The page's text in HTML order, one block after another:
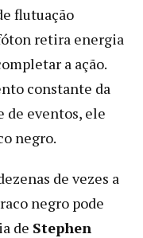
flutuação
retira energia
a ação.
constante da
de eventos, ele
negro.
de vezes a
negro pode
de Stephen